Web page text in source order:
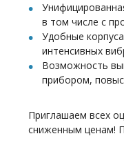
в том числе с
Удобные
интенсивных
Возможность
прибором,
Приглашаем всех
сниженным ценам!